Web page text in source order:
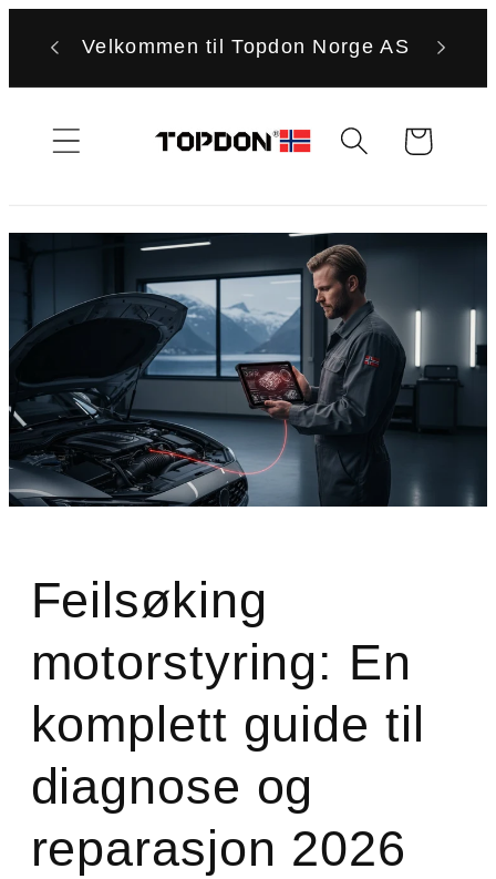
videre til
Velkommen til Topdon Norge AS
Handlekurv
Feilsøking
motorstyring: En
komplett guide til
diagnose og
reparasjon 2026